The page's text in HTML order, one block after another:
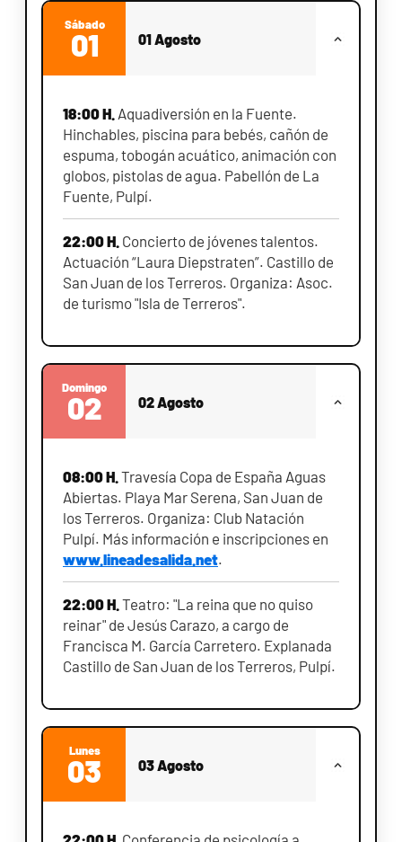
Sábado
01 01 Agosto
18:00 H. Aquadiversión en la Fuente.
Hinchables, piscina para bebés, cañón de
espuma, tobogán acuático, animación con
globos, pistolas de agua. Pabellón de La
Fuente, Pulpí.
22:00 H. Concierto de jóvenes talentos.
Actuación “Laura Diepstraten”. Castillo de
San Juan de los Terreros. Organiza: Asoc.
de turismo "Isla de Terreros".
Domingo
02 02 Agosto
08:00 H.Travesía Copa de España Aguas
Abiertas. Playa Mar Serena, San Juan de
los Terreros. Organiza: Club Natación
Pulpí. Más información e inscripciones en
www.lineadesalida.net.
22:00 H.Teatro: "La reina que no quiso
reinar" de Jesús Carazo, a cargo de
Francisca M. García Carretero. Explanada
Castillo de San Juan de los Terreros, Pulpí.
Lunes
03 03 Agosto